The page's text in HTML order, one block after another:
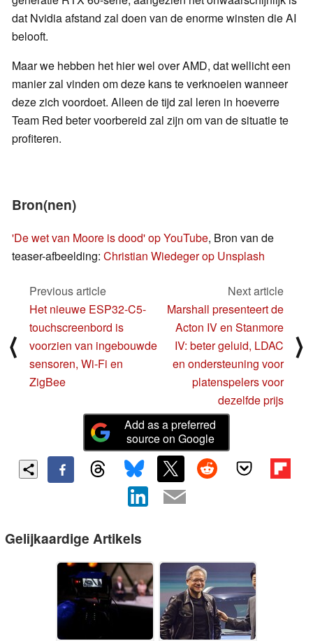
dat Nvidia afstand zal doen van de enorme winsten die AI
belooft.
Maar we hebben het hier wel over AMD, dat wellicht een
manier zal vinden om deze kans te verknoeien wanneer
deze zich voordoet. Alleen de tijd zal leren in hoeverre
Team Red beter voorbereid zal zijn om van de situatie te
profiteren.
Bron(nen)
'De wet van Moore is dood' op YouTube, Bron van de
teaser-afbeelding: Christian Wiedeger op Unsplash
⟨
Previous article
Het nieuwe ESP32-C5-
touchscreenbord is
voorzien van ingebouwde
sensoren, Wi-Fi en
ZigBee
Next article
Marshall presenteert de
Acton IV en Stanmore
IV: beter geluid, LDAC
en ondersteuning voor
platenspelers voor
dezelfde prijs
⟩
Add as a preferred
source on Google
Gelijkaardige Artikels